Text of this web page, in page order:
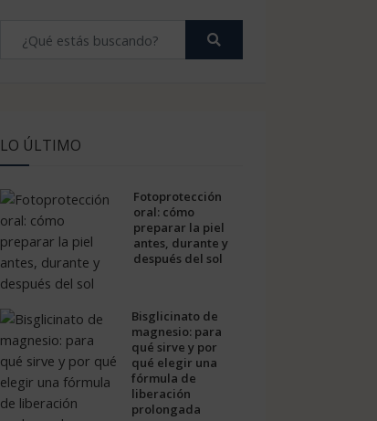
LO ÚLTIMO
Fotoprotección
oral: cómo
preparar la piel
antes, durante y
después del sol
Bisglicinato de
magnesio: para
qué sirve y por
qué elegir una
fórmula de
liberación
prolongada